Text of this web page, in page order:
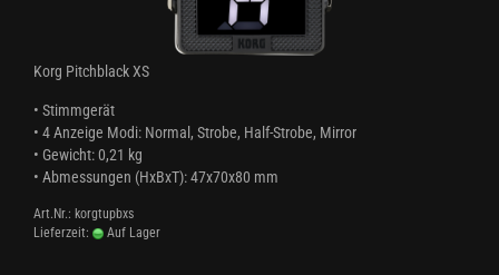
Korg Pitchblack XS
• Stimmgerät
• 4 Anzeige Modi: Normal, Strobe, Half-Strobe, Mirror
• Gewicht: 0,21 kg
• Abmessungen (HxBxT): 47x70x80 mm
Art.Nr.: korgtupbxs
Lieferzeit:
Auf Lager